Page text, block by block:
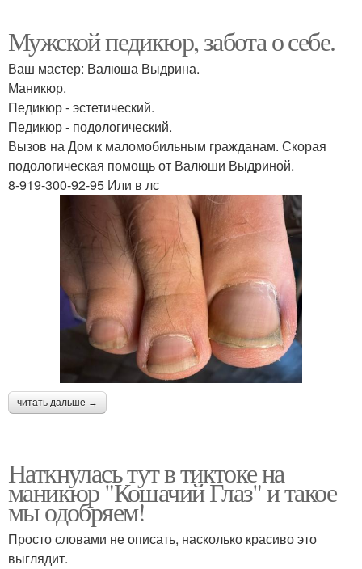
Мужской педикюр, забота о себе.
Ваш мастер: Валюша Выдрина.
Маникюр.
Педикюр - эстетический.
Педикюр - подологический.
Вызов на Дом к маломобильным гражданам. Скорая
подологическая помощь от Валюши Выдриной.
8-919-300-92-95 Или в лс
читать дальше →
Наткнулась тут в тиктоке на
маникюр "Кошачий Глаз" и такое
мы одобряем!
Просто словами не описать, насколько красиво это
выглядит.